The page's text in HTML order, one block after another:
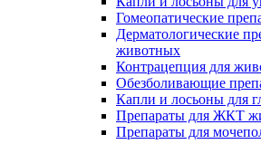
Гомеопатические
Дерматологические
животных
Контрацепция для
Обезболивающие
Капли и лосьоны для
Препараты для ЖКТ
Препараты для